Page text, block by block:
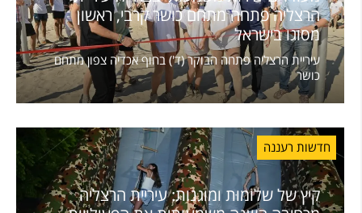
הרצליה פתחה מתחם כושר קרבי, ראשון
מסוגו בישראל
עיריית הרצליה פתחה הבוקר (ד') בחוף אכדיה צפון מתחם
כושר
חדשות רעננה
קיץ של שלוֹמוּת ומוגנות: עיריית הרצליה